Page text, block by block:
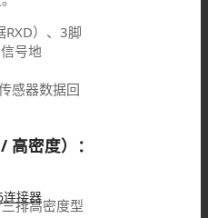
接器
）、3脚
号地
感器数据回
密度）：
排高密度型